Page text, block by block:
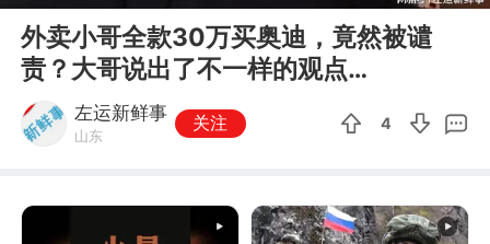
外卖小哥全款30万买奥迪，竟然被谴
责？大哥说出了不一样的观点…
左运新鲜事
山东
关注 4